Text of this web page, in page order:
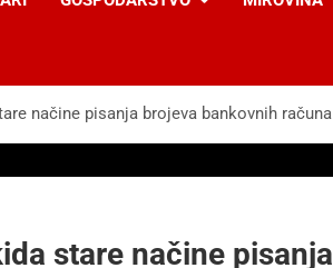
načine pisanja brojeva bankovnih računa
stare načine pisanja